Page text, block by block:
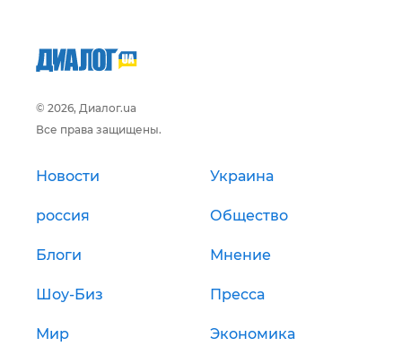
© 2026, Диалог.ua
Все права защищены.
Новости Украина
россия Общество
Блоги Мнение
Шоу-Биз Пресса
Мир Экономика